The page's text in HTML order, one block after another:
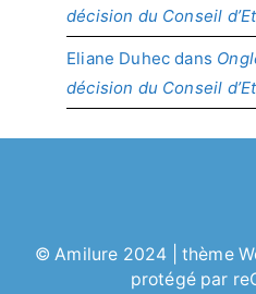
décision du Conseil
Eliane Duhec dans
décision du Conseil
© Amilure 2024 | thème
protégé par